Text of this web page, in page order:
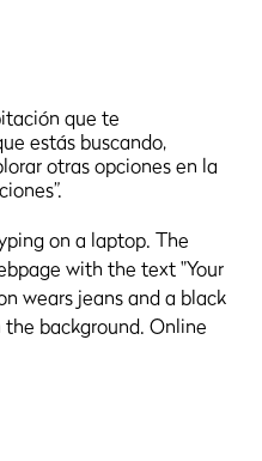
que te
estás buscando,
otras opciones en la